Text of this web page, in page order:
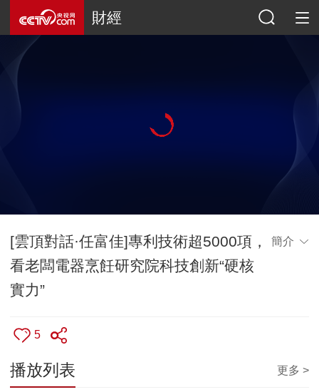
財經
[雲頂對話·任富佳]專利技術超5000項，
看老闆電器烹飪研究院科技創新“硬核
實力”
簡介
5
播放列表 更多 >